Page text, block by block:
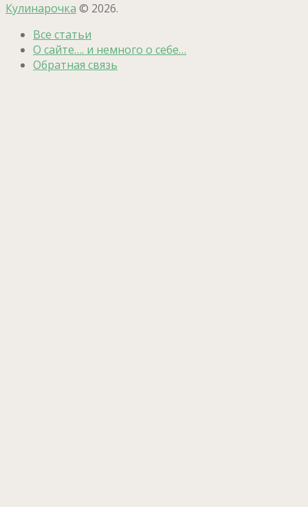
Кулинарочка © 2026.
Все статьи
О сайте…. и немного о себе…
Обратная связь